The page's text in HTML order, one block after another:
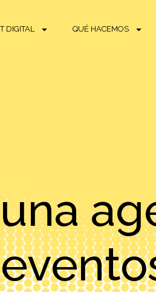
DIGITAL QUÉ HACEMOS